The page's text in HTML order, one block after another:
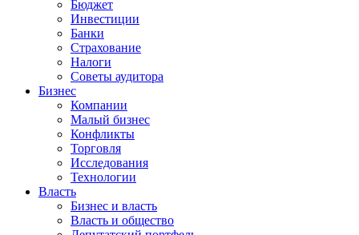
Бюджет
Инвестиции
Банки
Страхование
Налоги
Советы аудитора
Бизнес
Компании
Малый бизнес
Конфликты
Торговля
Исследования
Технологии
Власть
Бизнес и власть
Власть и общество